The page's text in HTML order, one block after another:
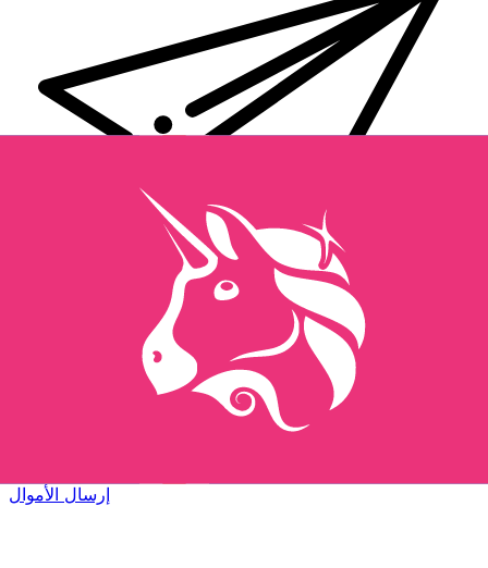
إكس إي (Xe) لتحويلات الأموال الدولية
أرسل المال عبر الإنترنت بسرعة وسهولة وأمان. تتبع مباشر
إرسال الأموال